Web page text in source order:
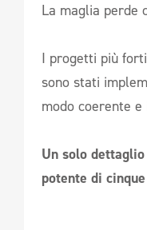
La maglia perde
I progetti più
sono stati
modo coerente
Un solo
potente di